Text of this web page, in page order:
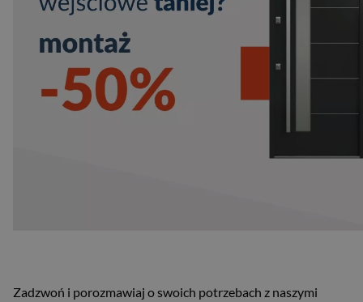
Zadzwoń i porozmawiaj o swoich potrzebach z naszymi